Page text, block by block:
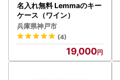
名入れ無料 Lemmaのキー
ケース（ワイン）
兵庫県神戸市
(4)
19,000